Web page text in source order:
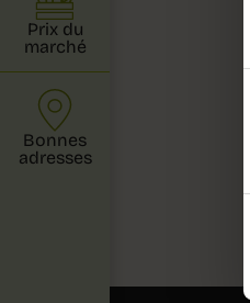
Prix du
marché
Bonnes
adresses